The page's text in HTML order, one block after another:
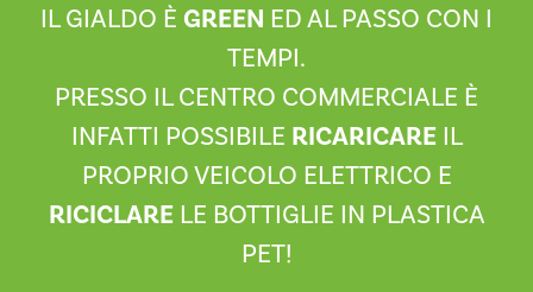
IL GIALDO È GREEN ED AL PASSO CON I
TEMPI.
PRESSO IL CENTRO COMMERCIALE È
INFATTI POSSIBILE RICARICAREIL
PROPRIO VEICOLO ELETTRICO E
RICICLARELE BOTTIGLIE IN PLASTICA
PET!